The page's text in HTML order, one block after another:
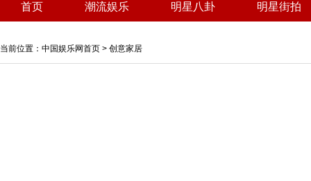
首页 潮流娱乐 明星八卦 明星街拍
当前位置： 中国娱乐网首页 > 创意家居